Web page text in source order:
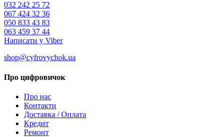
032 242 25 72
067 424 32 36
050 833 43 83
063 459 37 44
Написати у Viber
shop@cyfrovychok.ua
Про цифровичок
Про нас
Контакти
Доставка / Оплата
Кредит
Ремонт